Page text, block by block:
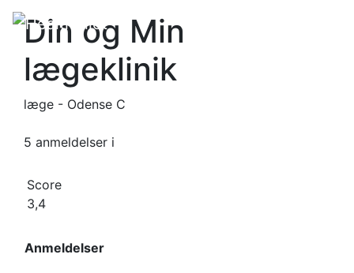
Din og Min
lægeklinik
læge - Odense C
5 anmeldelser i
Score
3,4
Anmeldelser